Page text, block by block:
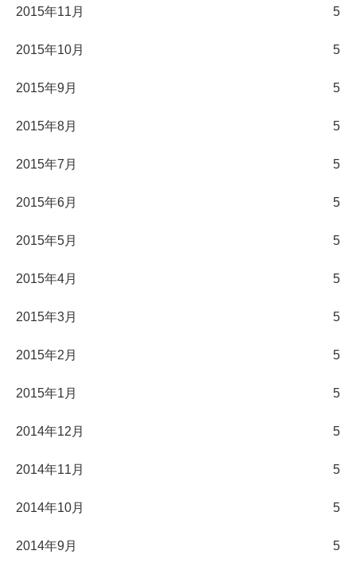
2015年11月 5
2015年10月 5
2015年9月 5
2015年8月 5
2015年7月 5
2015年6月 5
2015年5月 5
2015年4月 5
2015年3月 5
2015年2月 5
2015年1月 5
2014年12月 5
2014年11月 5
2014年10月 5
2014年9月 5